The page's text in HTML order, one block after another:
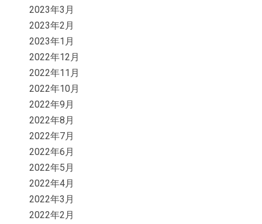
2023年3月
2023年2月
2023年1月
2022年12月
2022年11月
2022年10月
2022年9月
2022年8月
2022年7月
2022年6月
2022年5月
2022年4月
2022年3月
2022年2月